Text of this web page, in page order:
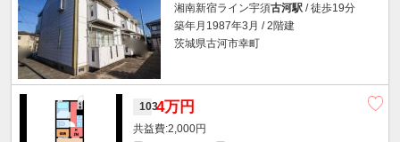
湘南新宿ライン宇須古河駅 / 徒歩19分
築年月1987年3月 / 2階建
茨城県古河市幸町
1034万円
2,000円